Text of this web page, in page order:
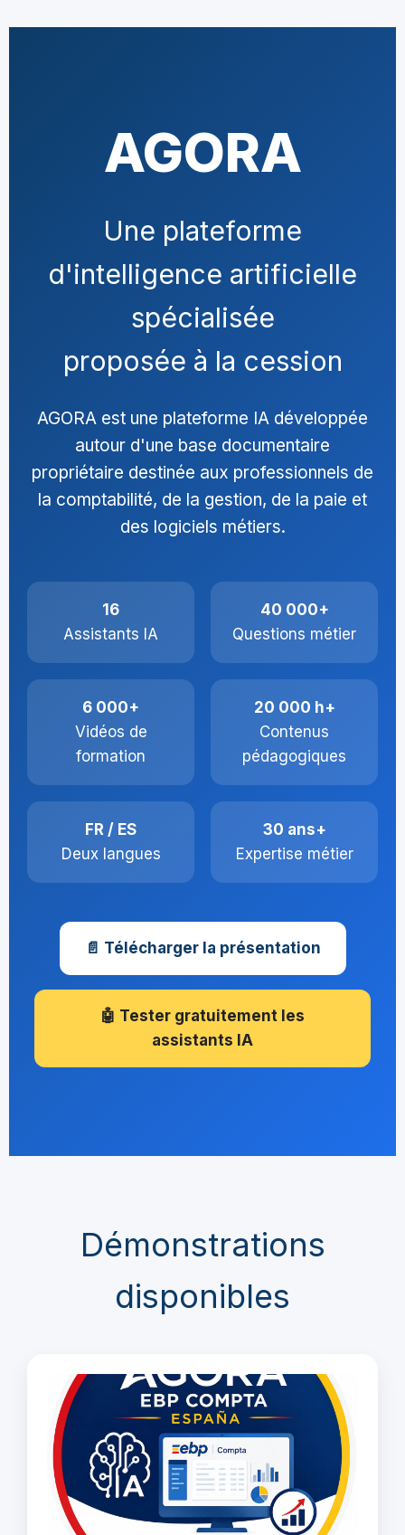
AGORA
Une plateforme
d'intelligence artificielle
spécialisée
proposée à la cession
AGORA est une plateforme IA développée
autour d'une base documentaire
propriétaire destinée aux professionnels de
la comptabilité, de la gestion, de la paie et
des logiciels métiers.
16
Assistants IA
40 000+
Questions métier
6 000+
Vidéos de
formation
20 000 h+
Contenus
pédagogiques
FR / ES
Deux langues
30 ans+
Expertise métier
📄 Télécharger la présentation
🤖 Tester gratuitement les
assistants IA
Démonstrations
disponibles